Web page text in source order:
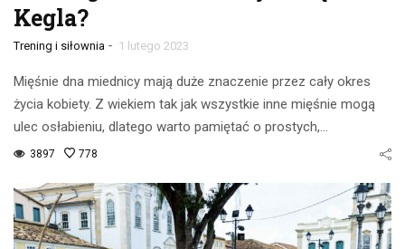
Kegla?
Trening i siłownia - 1 lutego 2023
Mięśnie dna miednicy mają duże znaczenie przez cały okres
życia kobiety. Z wiekiem tak jak wszystkie inne mięśnie mogą
ulec osłabieniu, dlatego warto pamiętać o prostych,…
3897 778